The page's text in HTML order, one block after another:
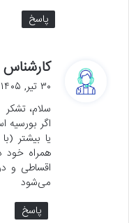
پاسخ
کارشناس
ف
۳۰ تیر, ۱۴۰۵ در ۲۲:۳۳
سلام، تشکر
اگر بورسیه
یا بیشتر
همراه خود
اقساطی و
می‌شود
پاسخ